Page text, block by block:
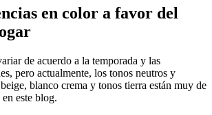
en color a favor del
de acuerdo a la temporada y las
pero actualmente, los tonos neutros y
blanco crema y tonos tierra están muy de
este blog.